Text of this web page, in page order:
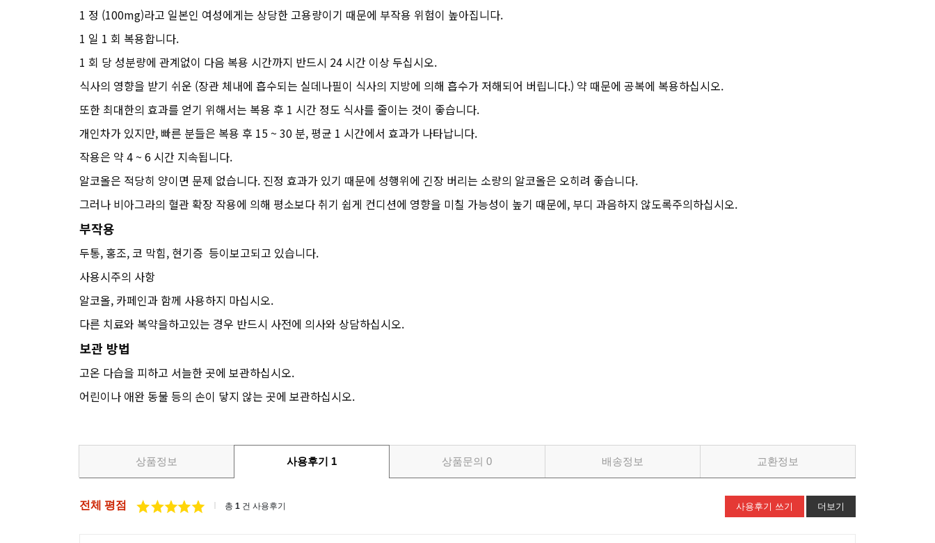
1 정 (100mg)라고 일본인 여성에게는 상당한 고용량이기 때문에 부작용 위험이 높아집니다.
1 일 1 회 복용합니다.
1 회 당 성분량에 관계없이 다음 복용 시간까지 반드시 24 시간 이상 두십시오.
식사의 영향을 받기 쉬운 (장관 체내에 흡수되는 실데나필이 식사의 지방에 의해 흡수가 저해되어 버립니다.) 약 때문에 공복에 복용하십시오.
또한 최대한의 효과를 얻기 위해서는 복용 후 1 시간 정도 식사를 줄이는 것이 좋습니다.
개인차가 있지만, 빠른 분들은 복용 후 15 ~ 30 분, 평균 1 시간에서 효과가 나타납니다.
작용은 약 4 ~ 6 시간 지속됩니다.
알코올은 적당히 양이면 문제 없습니다. 진정 효과가 있기 때문에 성행위에 긴장 버리는 소량의 알코올은 오히려 좋습니다.
그러나 비아그라의 혈관 확장 작용에 의해 평소보다 취기 쉽게 컨디션에 영향을 미칠 가능성이 높기 때문에, 부디 과음하지 않도록주의하십시오.
부작용
두통, 홍조, 코 막힘, 현기증 등이보고되고 있습니다.
사용시주의 사항
알코올, 카페인과 함께 사용하지 마십시오.
다른 치료와 복약을하고있는 경우 반드시 사전에 의사와 상담하십시오.
보관 방법
고온 다습을 피하고 서늘한 곳에 보관하십시오.
어린이나 애완 동물 등의 손이 닿지 않는 곳에 보관하십시오.
상품정보 사용후기 1 상품문의0 배송정보 교환정보
전체 평점 총 1 건 사용후기 사용후기 쓰기 더보기